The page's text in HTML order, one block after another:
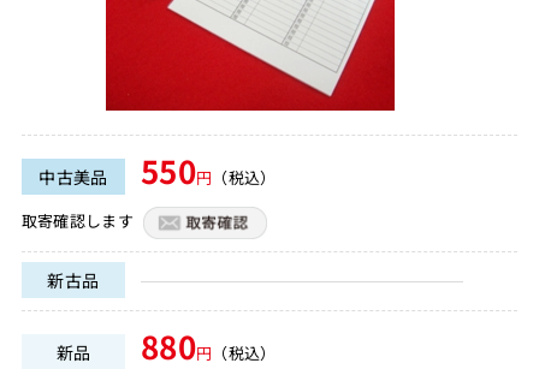
中古美品 550円 （税込）
取寄確認します
新古品
新品 880円 （税込）